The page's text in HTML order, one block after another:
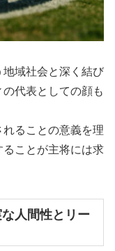
域社会と深く結び
代表としての顔も
ることの意義を理
ことが主将には求
人間性とリー